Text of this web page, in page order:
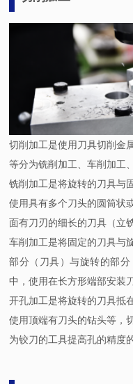
切削加工是使用刀具切削金
等分为铣削加工、车削加工
铣削加工是将旋转的刀具与
使用具有多个刀头的圆筒状
面有刀刃的细长的刀具（立
车削加工是将固定的刀具与
部分（刀具）与旋转的部
中，使用在长方形端部安装
开孔加工是将旋转的刀具抵
使用顶端有刀头的钻头等，
为铰刀的工具提高孔的精度